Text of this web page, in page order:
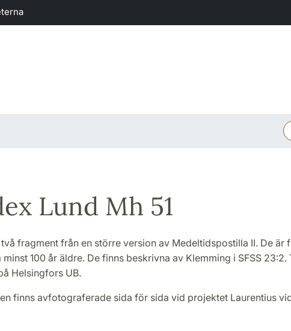
Lund Mh 51
två fragment från en större version av Medeltidspostilla II. De
100 år äldre. De finns beskrivna av Klemming i SFSS
Helsingfors UB.
finns avfotograferade sida för sida vid projektet Laurentius